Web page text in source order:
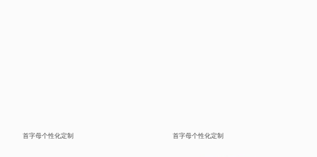
首字母个性化定制 首字母个性化定制